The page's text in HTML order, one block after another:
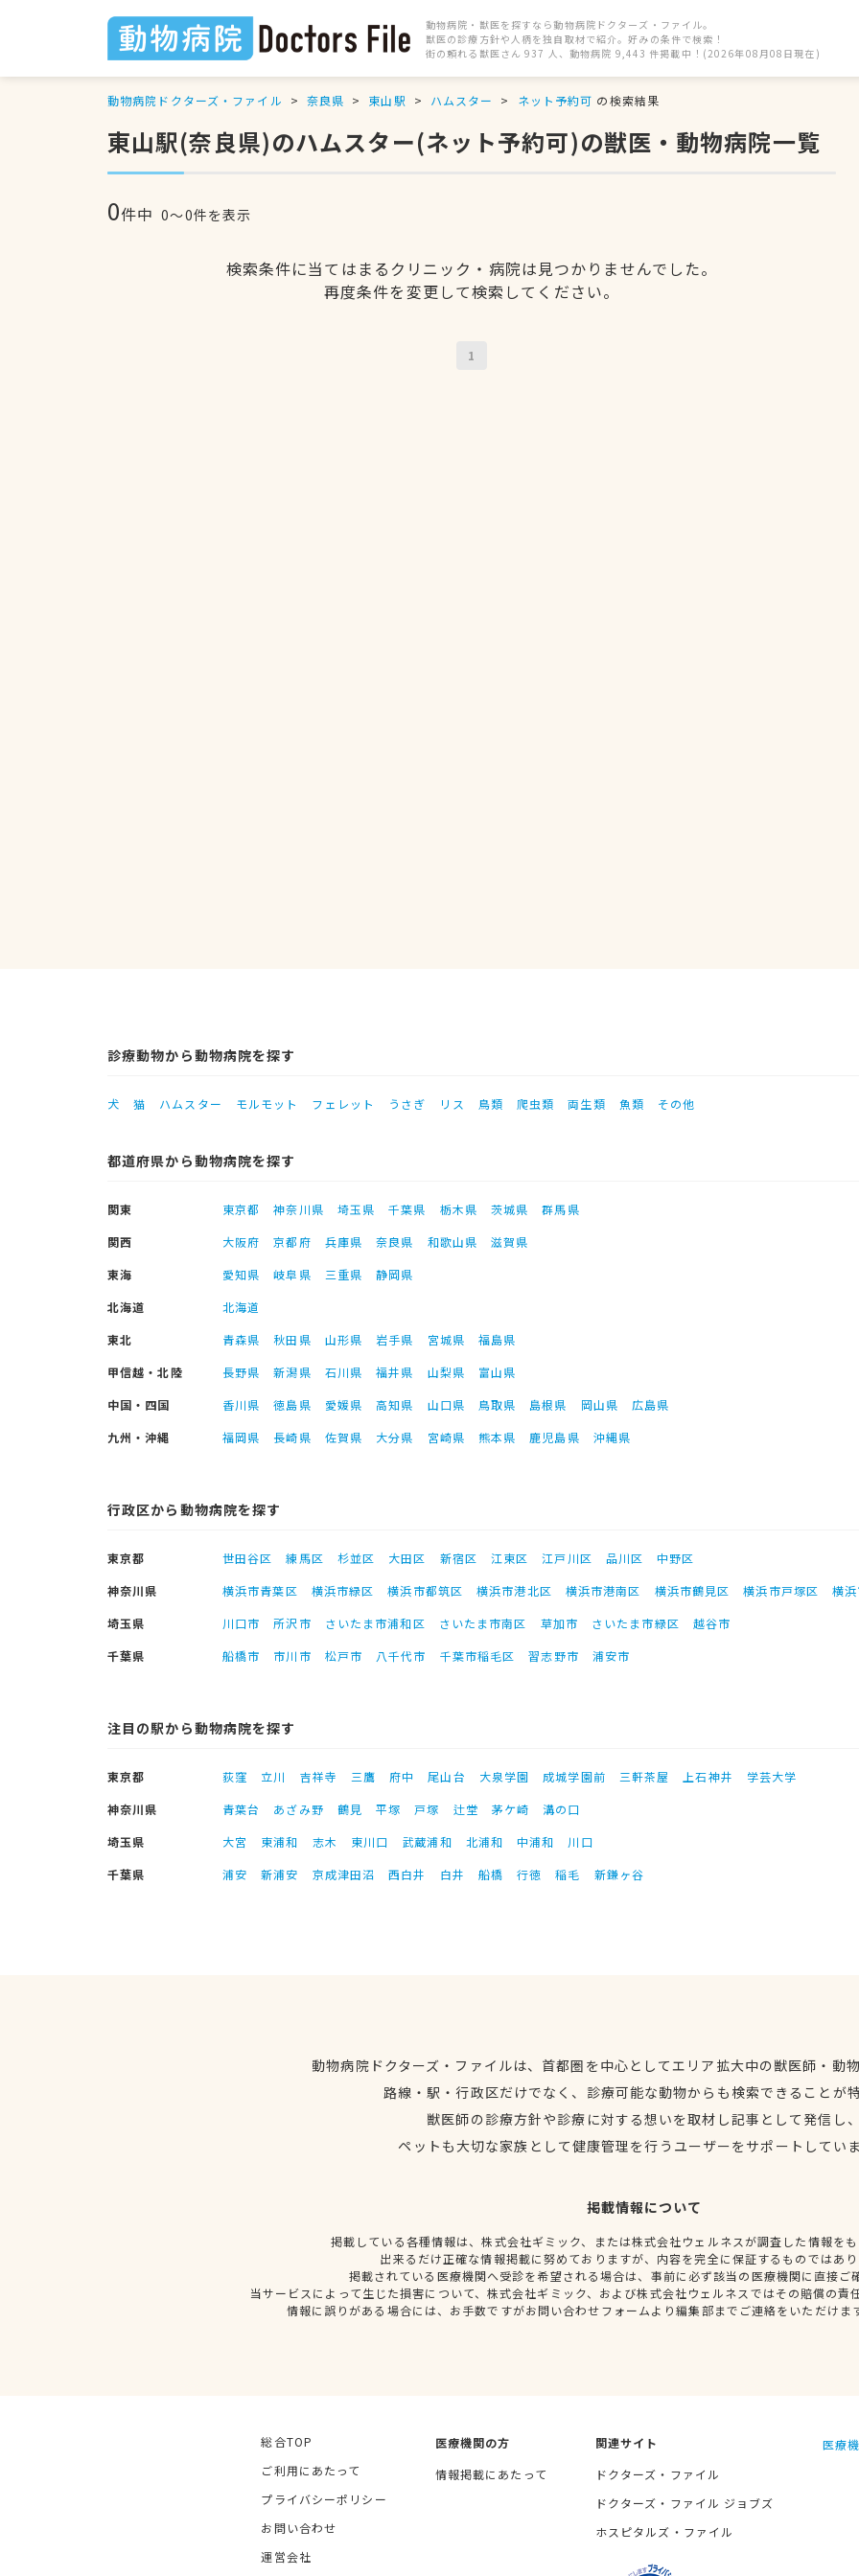
動物病院・獣医を探すなら動物病院ドクターズ・ファイル。
獣医の診療方針や人柄を独自取材で紹介。好みの条件で検索！
街の頼れる獣医さん 937 人、動物病院 9,443 件掲載中！(2026年08月08日現在)
動物病院ドクターズ・ファイル 奈良県 東山駅 ハムスター ネット予約可 の検索結果
東山駅(奈良県)のハムスター(ネット予約可)の獣医・動物病院一覧
0件中 0〜0件を表示
検索条件に当てはまるクリニック・病院は見つかりませんでした。
再度条件を変更して検索してください。
1
診療動物から動物病院を探す
犬 猫 ハムスター モルモット フェレット うさぎ リス 鳥類 爬虫類 両生類 魚類 その他
都道府県から動物病院を探す
関東 東京都 神奈川県 埼玉県 千葉県 栃木県 茨城県
群馬県
関西
大阪府 京都府 兵庫県 奈良県 和歌山県
滋賀県
東海
愛知県 岐阜県 三重県
静岡県
北海道
北海道
東北
青森県 秋田県 山形県 岩手県 宮城県
福島県
甲信越・北陸
長野県 新潟県 石川県 福井県 山梨県
富山県
中国・四国
香川県 徳島県 愛媛県 高知県 山口県 鳥取県 島根県 岡山県
広島県
九州・沖縄
福岡県 長崎県 佐賀県 大分県 宮崎県 熊本県 鹿児島県 沖縄県
行政区から動物病院を探す
東京都 世田谷区 練馬区 杉並区 大田区 新宿区 江東区 江戸川区 品川区
中野区
神奈川県
横浜市青葉区 横浜市緑区 横浜市都筑区 横浜市港北区 横浜市港南区 横浜市鶴見区 横浜市戸塚区
横
埼玉県
川口市 所沢市 さいたま市浦和区 さいたま市南区 草加市 さいたま市緑区
越谷市
千葉県
船橋市 市川市 松戸市 八千代市 千葉市稲毛区 習志野市 浦安市
注目の駅から動物病院を探す
東京都 荻窪 立川 吉祥寺 三鷹 府中 尾山台 大泉学園 成城学園前 三軒茶屋 上石神井
学芸大学
神奈川県
青葉台 あざみ野 鶴見 平塚 戸塚 辻堂 茅ケ崎
溝の口
埼玉県
大宮 東浦和 志木 東川口 武蔵浦和 北浦和 中浦和
川口
千葉県
浦安 新浦安 京成津田沼 西白井 白井 船橋 行徳 稲毛 新鎌ヶ谷
動物病院ドクターズ・ファイルは、首都圏を中心としてエリア拡大中の獣医師・動
路線・駅・行政区だけでなく、診療可能な動物からも検索できることが
獣医師の診療方針や診療に対する想いを取材し記事として発信し
ペットも大切な家族として健康管理を行うユーザーをサポートしてい
掲載情報について
掲載している各種情報は、株式会社ギミック、または株式会社ウェルネスが調査した情報を
出来るだけ正確な情報掲載に努めておりますが、内容を完全に保証するものではあ
掲載されている医療機関へ受診を希望される場合は、事前に必ず該当の医療機関に直接ご
当サービスによって生じた損害について、株式会社ギミック、および株式会社ウェルネスではその賠償の責
情報に誤りがある場合には、お手数ですがお問い合わせフォームより編集部までご連絡をいただけま
総合TOP
ご利用にあたって
プライバシーポリシー
お問い合わせ
運営会社
医療機関の方
情報掲載にあたって
関連サイト
ドクターズ・ファイル
ドクターズ・ファイル ジョブズ
ホスピタルズ・ファイル
医療